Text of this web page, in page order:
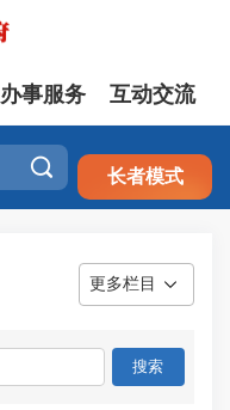
注册 登录
办事服务 互动交流
 长者模式
更多栏目